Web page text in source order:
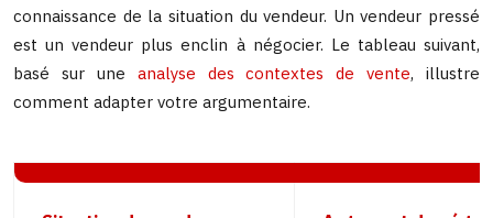
connaissance de la situation du vendeur. Un vendeur pressé
est un vendeur plus enclin à négocier. Le tableau suivant,
basé sur une analyse des contextes de vente, illustre
comment adapter votre argumentaire.